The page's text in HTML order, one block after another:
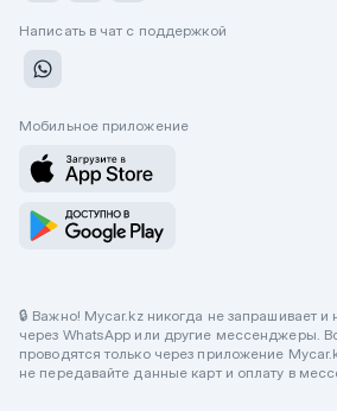
Написать в чат с поддержкой
Мобильное приложение
🔒 Важно! Mycar.kz никогда не запрашивает и
через WhatsApp или другие мессенджеры.
проводятся только через приложение
не передавайте данные карт и оплату в